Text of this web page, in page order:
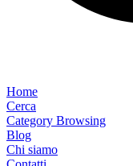
Home
Cerca
Category Browsing
Blog
Chi siamo